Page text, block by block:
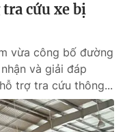
cứu xe bị
vừa công bố đường
và giải đáp
trợ tra cứu thông...